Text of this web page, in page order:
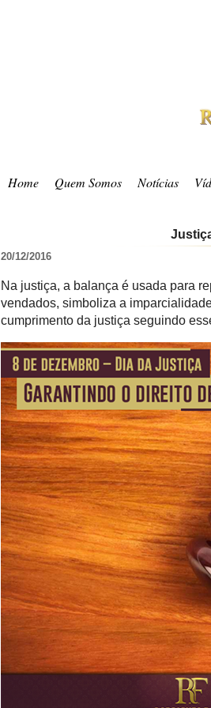
Home Quem Somos Notícias
20/12/2016
Na justiça, a balança é usada para
vendados, simboliza a
cumprimento da justiça seguindo